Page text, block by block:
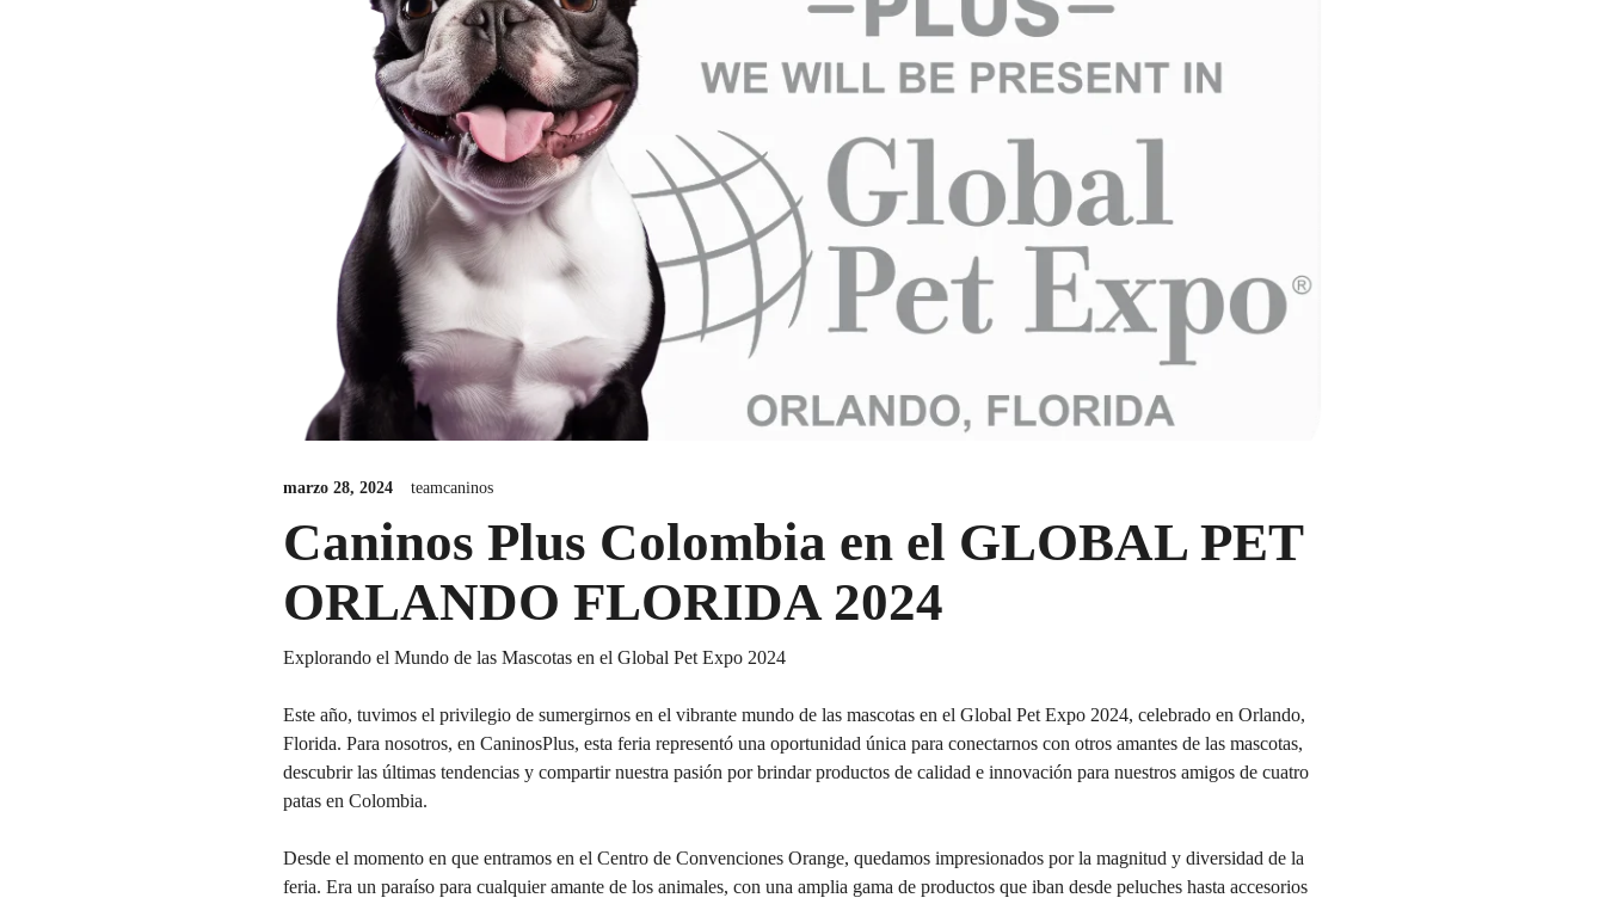
marzo 28, 2024 teamcaninos
Caninos Plus Colombia en el GLOBAL PET
ORLANDO FLORIDA 2024
Explorando el Mundo de las Mascotas en el Global Pet Expo 2024
Este año, tuvimos el privilegio de sumergirnos en el vibrante mundo de las mascotas en el Global Pet Expo 2024, celebrado en Orlando,
Florida. Para nosotros, en CaninosPlus, esta feria representó una oportunidad única para conectarnos con otros amantes de las mascotas,
descubrir las últimas tendencias y compartir nuestra pasión por brindar productos de calidad e innovación para nuestros amigos de cuatro
patas en Colombia.
Desde el momento en que entramos en el Centro de Convenciones Orange, quedamos impresionados por la magnitud y diversidad de la
feria. Era un paraíso para cualquier amante de los animales, con una amplia gama de productos que iban desde peluches hasta accesorios